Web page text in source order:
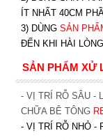
ÍT NHẤT 40CM
3) DÙNG SẢN
ĐẾN KHI HÀI LÒNG
SẢN PHẨM XỬ
- VỊ TRÍ RỖ SÂU -
CHỮA BÊ TÔNG
- VỊ TRÍ RỖ NHỎ -